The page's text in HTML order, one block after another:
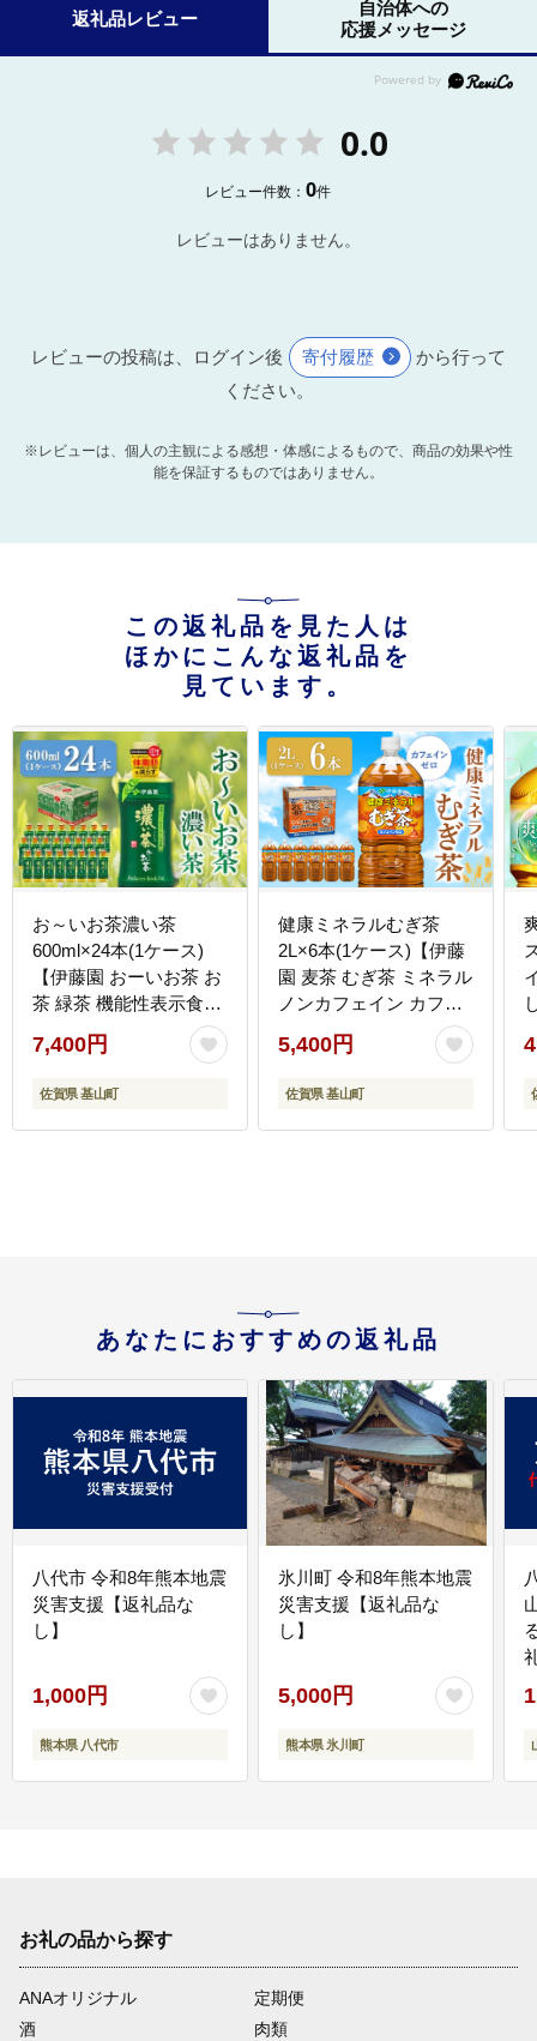
返礼品レビュー
自治体への
応援メッセージ
0.0
レビュー件数：0件
レビューはありません。
レビューの投稿は、ログイン後 寄付履歴
から行って
ください。
※レビューは、個人の主観による感想・体感によるもので、商品の効果や性
能を保証するものではありません。
この返礼品を見た人は
ほかにこんな返礼品を
見ています。
お～いお茶濃い茶
600ml×24本(1ケース)
【伊藤園 おーいお茶 お
茶 緑茶 機能性表示食品
濃い こいちゃ 渋み カテ
キン 2倍 健康飲料 体脂
肪 ペットボトル 24本 飲
箱買い ケース買い スト
7,400円
佐賀県 基山町
健康ミネラルむぎ茶
2L×6本(1ケース)【伊藤
園 麦茶 むぎ茶 ミネラル
ノンカフェイン カフェ
インゼロ 6本×1ケース
備蓄 防災 熱中症】
K071040
5,400円
佐賀県 基山町
あなたにおすすめの返礼品
八代市 令和8年熊本地震
災害支援【返礼品な
し】
1,000円
熊本県 八代市
氷川町 令和8年熊本地震
災害支援【返礼品な
し】
5,000円
熊本県 氷川町
お礼の品から探す
ANAオリジナル
定期便
酒
肉類